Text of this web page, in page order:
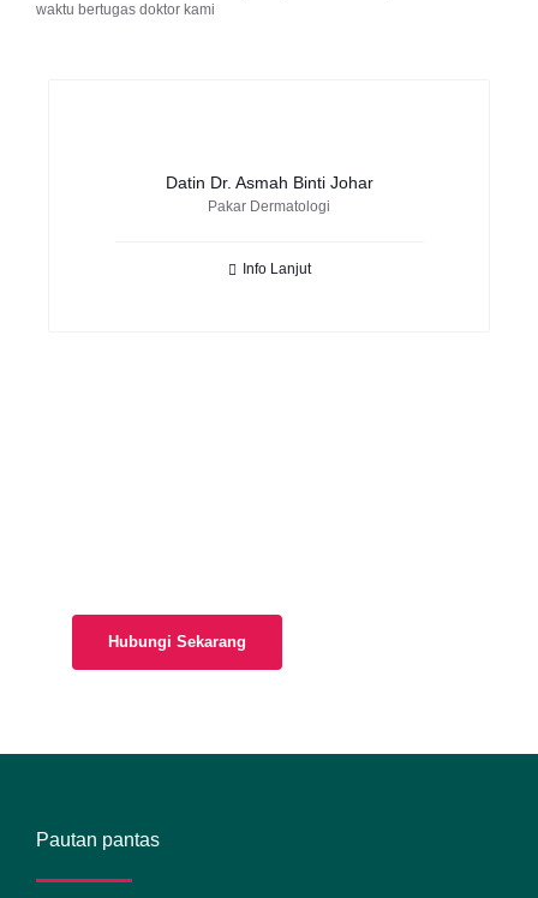
Hubungi Sekarang
waktu bertugas doktor kami
Datin Dr. Asmah Binti Johar
Pakar Dermatologi
Info Lanjut
Pautan pantas